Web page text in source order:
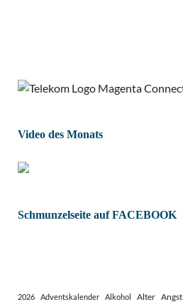
Video des Monats
Schmunzelseite auf FACEBOOK
2026 Adventskalender Alkohol Alter Angst